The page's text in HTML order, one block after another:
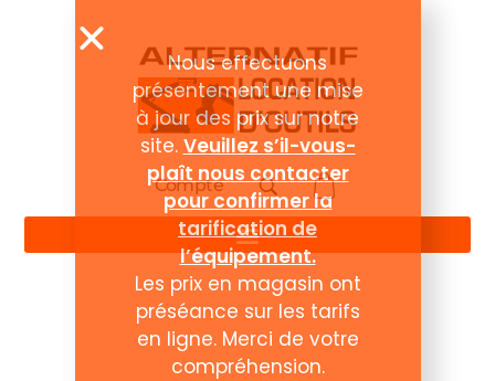
Compte
Nous effectuons
présentement une mise
à jour des prix sur notre
site. Veuillez s’il-vous-
plaît nous contacter
pour confirmer la
tarification de
l’équipement.
Les prix en magasin ont
préséance sur les tarifs
en ligne. Merci de votre
compréhension.